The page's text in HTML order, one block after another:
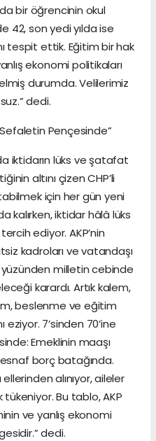
bir öğrencinin okul
42, son yedi yılda ise
tespit ettik. Eğitim bir hak
ekonomi politikaları
durumda. Velilerimiz
dedi.
Sefaletin Pençesinde”
iktidarın lüks ve şatafat
altını çizen CHP’li
için her gün yeni
kalırken, iktidar hâlâ lüks
ediyor. AKP’nin
kadroları ve vatandaşı
milletin cebinde
karardı. Artık kalem,
beslenme ve eğitim
eziyor. 7’sinden 70’ine
Emeklinin maaşı
borç batağında.
ellerinden alınıyor, aileler
Bu tablo, AKP
ve yanlış ekonomi
dedi.